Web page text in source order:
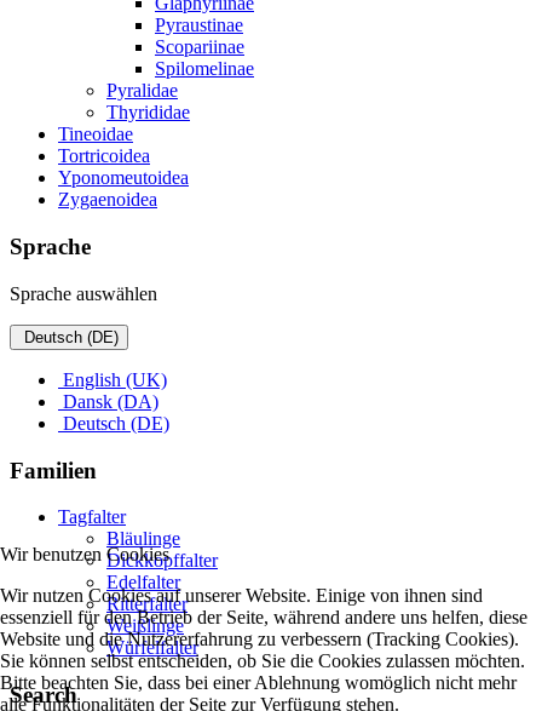
Pyraustinae
Scopariinae
Spilomelinae
Pyralidae
Thyrididae
Tineoidae
Tortricoidea
Yponomeutoidea
Zygaenoidea
Sprache
Sprache auswählen
Deutsch (DE)
English (UK)
Dansk (DA)
Deutsch (DE)
Familien
Tagfalter
Bläulinge
Dickkopffalter
Edelfalter
Ritterfalter
Weißlinge
Würfelfalter
Search
Wir benutzen Cookies
Wir nutzen Cookies auf unserer Website. Einige von ihnen sind
essenziell für den Betrieb der Seite, während andere uns helfen, diese
Website und die Nutzererfahrung zu verbessern (Tracking Cookies).
Sie können selbst entscheiden, ob Sie die Cookies zulassen möchten.
Bitte beachten Sie, dass bei einer Ablehnung womöglich nicht mehr
alle Funktionalitäten der Seite zur Verfügung stehen.